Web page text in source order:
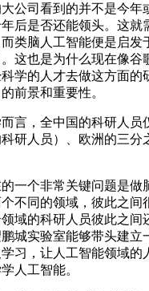
公司看到的并不是今年
后是否还能领头。这就
类脑人工智能便是启发
这也是为什么现在像谷
学的人才去做这方面的
前景和重要性。
，全中国的科研人员
研人员）、欧洲的三分
个非常关键问题是做
不同的领域，彼此之间
域的科研人员彼此之间
城实验室能够带头建立
习，让人工智能领域的
人工智能。